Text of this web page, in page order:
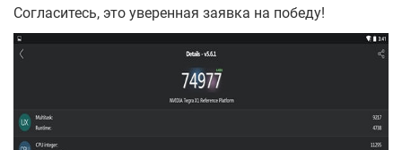
Согласитесь, это уверенная заявка на победу!